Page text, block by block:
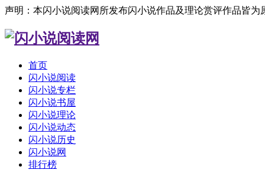
声明：本闪小说阅读网所发布闪小说作品及理论赏评作品皆
首页
闪小说阅读
闪小说专栏
闪小说书屋
闪小说理论
闪小说动态
闪小说历史
闪小说网
排行榜